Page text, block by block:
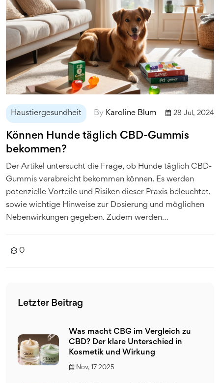
Haustiergesundheit By Karoline Blum 28 Jul, 2024
Können Hunde täglich CBD-Gummis
bekommen?
Der Artikel untersucht die Frage, ob Hunde täglich CBD-
Gummis verabreicht bekommen können. Es werden
potenzielle Vorteile und Risiken dieser Praxis beleuchtet,
sowie wichtige Hinweise zur Dosierung und möglichen
Nebenwirkungen gegeben. Zudem werden
eine fundierte Entscheidungshilfe zu bieten.
0
Letzter Beitrag
Was macht CBG im Vergleich zu
CBD? Der klare Unterschied in
Kosmetik und Wirkung
Nov, 17 2025